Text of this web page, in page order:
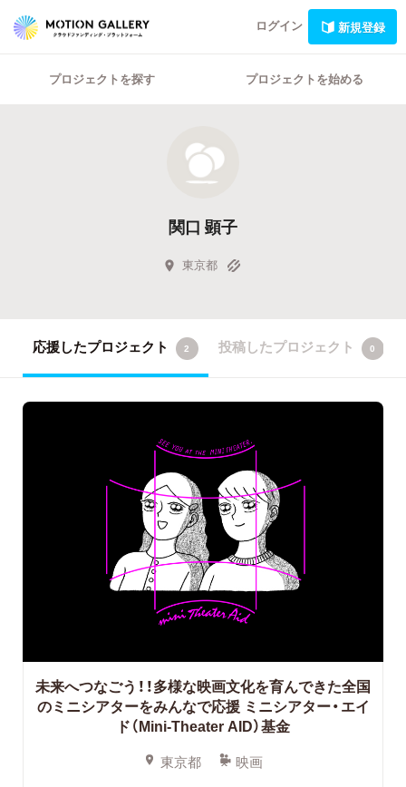
ログイン 新規登録
プロジェクトを探す プロジェクトを始める
関口 顕子
東京都
応援したプロジェクト 2 投稿したプロジェクト 0
未来へつなごう！！多様な映画文化を育んできた全国
のミニシアターをみんなで応援ミニシアター・エイ
ド（Mini-Theater AID）基金
東京都 映画